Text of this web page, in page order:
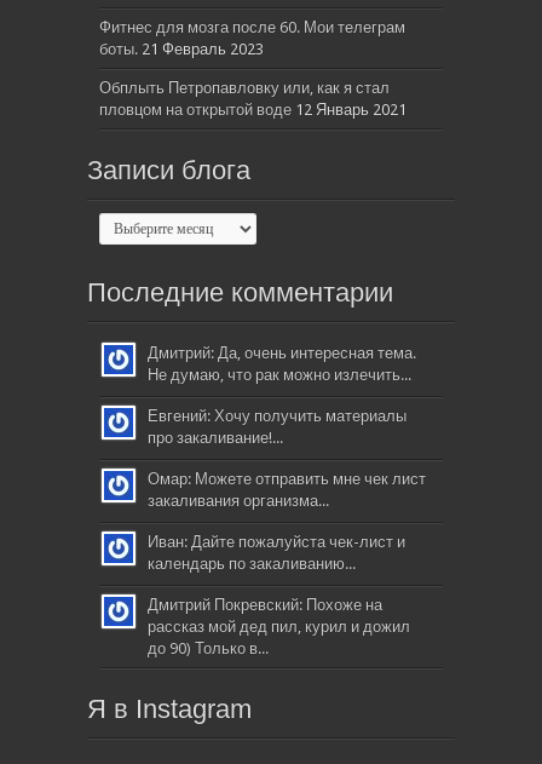
Фитнес для мозга после 60. Мои телеграм
боты. 21 Февраль 2023
Обплыть Петропавловку или, как я стал
пловцом на открытой воде 12 Январь 2021
Записи блога
Последние комментарии
Дмитрий: Да, очень интересная тема.
Не думаю, что рак можно излечить...
Евгений: Хочу получить материалы
про закаливание!...
Омар: Можете отправить мне чек лист
закаливания организма...
Иван: Дайте пожалуйста чек-лист и
календарь по закаливанию...
Дмитрий Покревский: Похоже на
рассказ мой дед пил, курил и дожил
до 90) Только в...
Я в Instagram